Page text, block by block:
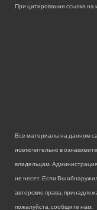
При цитировании ссылка на
Все материалы на данном
исключительно в
владельцам.
не несет. Если Вы
авторские права,
пожалуйста, сообщите нам.